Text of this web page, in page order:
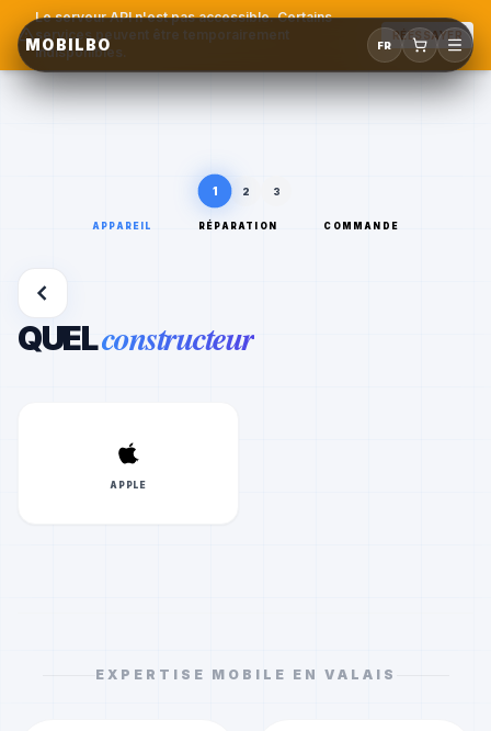
MOBILBO FR
Le serveur API n'est pas accessible. Certains
services peuvent être temporairement
indisponibles.
RÉESSAYER
1 2 3
APPAREIL RÉPARATION COMMANDE
QUELconstructeur
APPLE
EXPERTISE MOBILE EN VALAIS